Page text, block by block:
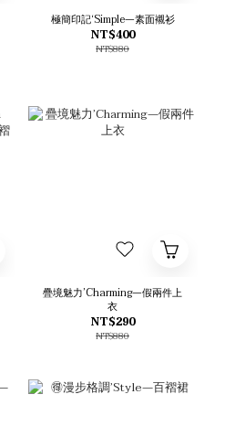
極簡印記‘Simple—素面襯衫
NT$400
NT$880
疊境魅力’Charming—假兩件上
衣
NT$290
NT$880